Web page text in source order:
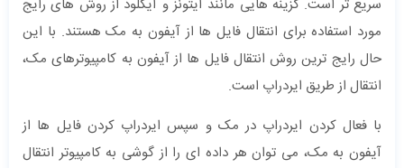
سریع تر است. گزینه هایی مانند آیتونز و آیکلود از روش های رایج
مورد استفاده برای انتقال فایل ها از آیفون به مک هستند. با این
حال رایج ترین روش انتقال فایل ها از آیفون به کامپیوترهای مک،
انتقال از طریق ایردراپ است.
با فعال کردن ایردراپ در مک و سپس ایردراپ کردن فایل ها از
آیفون به مک، می توان هر داده ای را از گوشی به کامپیوتر انتقال